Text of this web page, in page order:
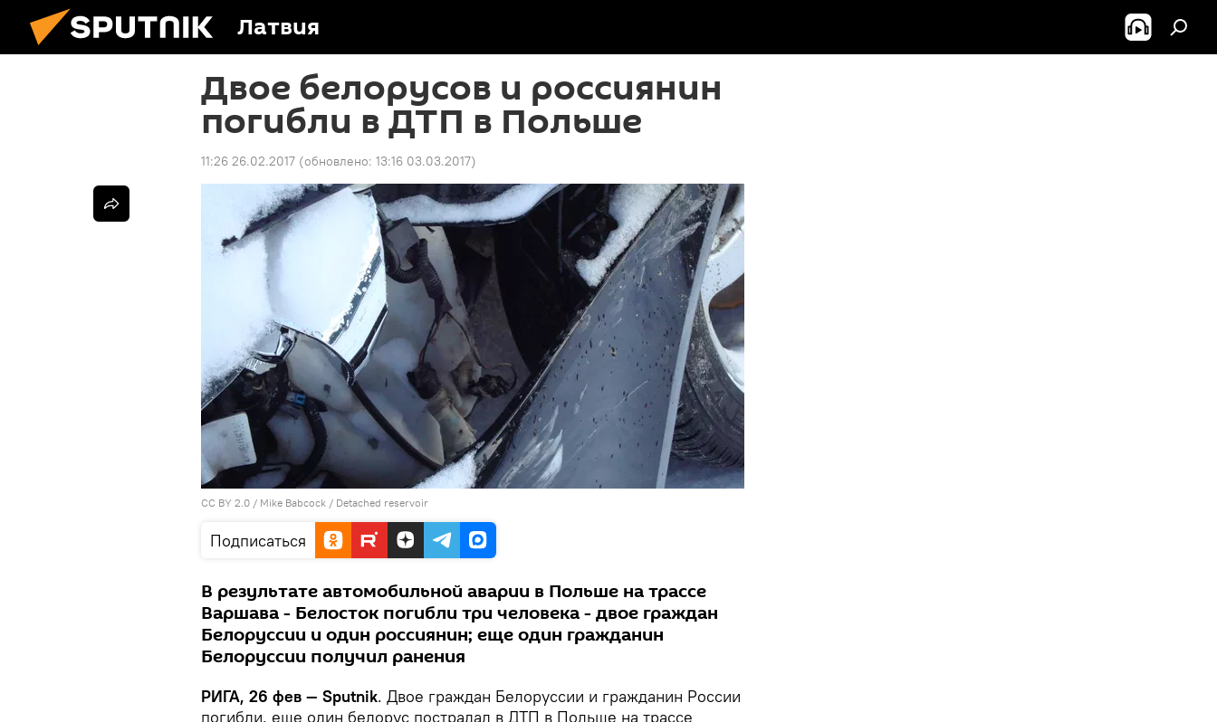
Латвия
Двое белорусов и россиянин
погибли в ДТП в Польше
11:26 26.02.2017 (обновлено: 13:16 03.03.2017)
CC BY 2.0 / Mike Babcock / Detached reservoir
Подписаться
В результате автомобильной аварии в Польше на трассе
Варшава - Белосток погибли три человека - двое граждан
Белоруссии и один россиянин; еще один гражданин
Белоруссии получил ранения
РИГА, 26 фев — Sputnik. Двое граждан Белоруссии и гражданин России
погибли, еще один белорус пострадал в ДТП в Польше на трассе